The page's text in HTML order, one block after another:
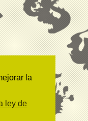
la
ley de